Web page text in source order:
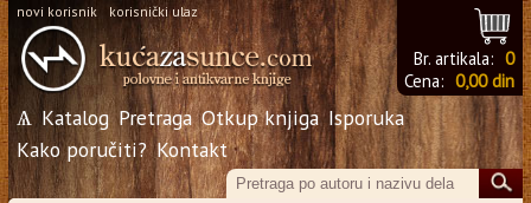
novi korisnik korisnički ulaz
Br. artikala: 0
Cena: 0,00 din
Ѧ Katalog Pretraga Otkup knjiga Isporuka
Kako poručiti? Kontakt